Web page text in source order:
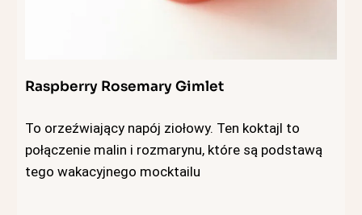
Raspberry Rosemary Gimlet
To orzeźwiający napój ziołowy. Ten koktajl to
połączenie malin i rozmarynu, które są podstawą
tego wakacyjnego mocktailu